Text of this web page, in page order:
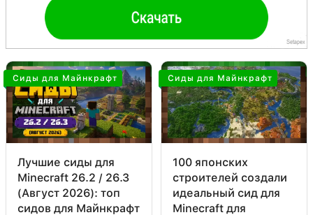
Сиды для Майнкрафт
Лучшие сиды для
Minecraft 26.2 / 26.3
(Август 2026): топ
сидов для Майнкрафт
Сиды для Майнкрафт
100 японских
строителей создали
идеальный сид для
Minecraft для